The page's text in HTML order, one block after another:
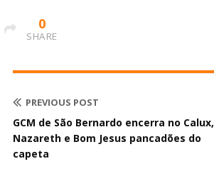
0
SHARE
PREVIOUS POST
GCM de São Bernardo encerra no Calux,
Nazareth e Bom Jesus pancadões do
capeta